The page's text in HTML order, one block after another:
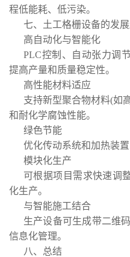
程低能耗、低污染。
七、土工格栅设备的发
高自动化与智能化
PLC控制、自动张力调
提高产量和质量稳定性。
高性能材料适应
支持新型聚合物材料(如
和耐化学腐蚀性能。
绿色节能
优化传动系统和加热装
模块化生产
可根据项目需求快速调
化生产。
与智能施工结合
生产设备可生成带二维
信息化管理。
八、总结